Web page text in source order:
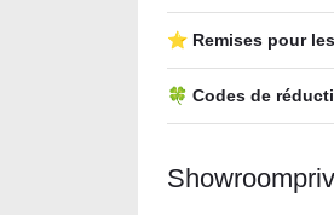
⭐ Remises pour
🍀 Codes de